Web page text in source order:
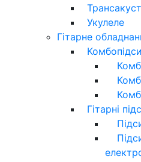
Укулеле
Гітарне
Гітарні